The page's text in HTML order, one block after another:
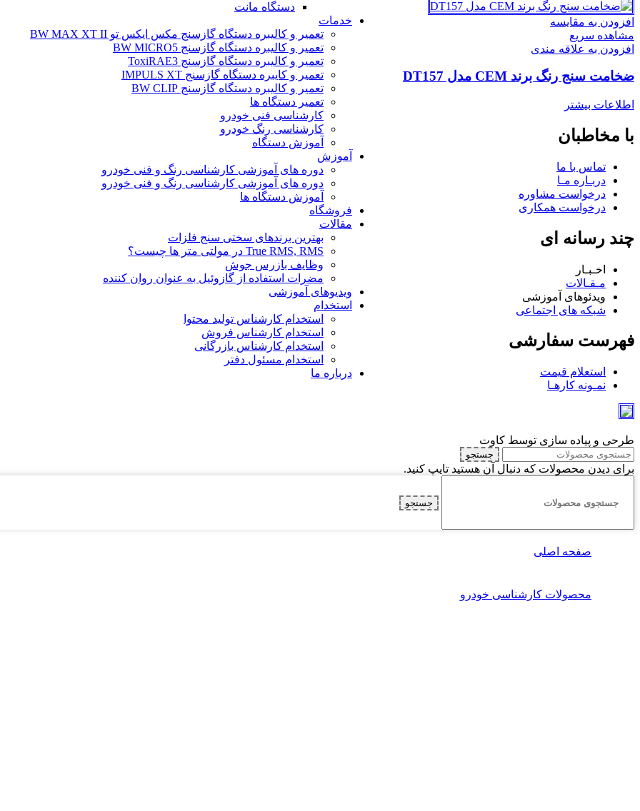
دستگاه مانت
خدمات
تعمیر و کالیبره دستگاه گازسنج مکس ایکس تو BW MAX XT II
تعمیر و کالیبره دستگاه گازسنج BW MICRO5
تعمیر و کالیبره دستگاه گازسنج ToxiRAE3
تعمیر و کایبره دستگاه گازسنج IMPULS XT
تعمیر و کالیبره دستگاه گازسنج BW CLIP
تعمیر دستگاه ها
کارشناسی فنی خودرو
کارشناسی رنگ خودرو
آموزش دستگاه
آموزش
دوره های آموزشی کارشناسی رنگ و فنی خودرو
دوره های آموزشی کارشناسی رنگ و فنی خودرو
آموزش دستگاه ها
فروشگاه
مقالات
بهترین برندهای سختی سنج فلزات
True RMS, RMS در مولتی متر ها چیست؟
وظایف بازرس جوش
مضرات استفاده از گازوئیل به عنوان روان کننده
ویدیوهای آموزشی
استخدام
استخدام کارشناس تولید محتوا
استخدام کارشناس فروش
استخدام کارشناس بازرگانی
استخدام مسئول دفتر
درباره ما
افزودن به مقایسه
مشاهده سریع
افزودن به علاقه مندی
ضخامت سنج رنگ برند CEM مدل DT157
اطلاعات بیشتر
با مخاطبان
تماس با ما
دربـاره مـا
درخواست مشاوره
درخواست همکاری
چند رسانه ای
اخـبـار
مـقـالات
ویدئوهای آموزشی
شبکه های اجتماعی
فهرست سفارشی
استعلام قیمت
نمـونه کارهـا
طرحی و پیاده سازی توسط کاوت
جستجو
برای دیدن محصولات که دنبال آن هستید تایپ کنید.
جستجو
صفحه اصلی
محصولات کارشناسی خودرو